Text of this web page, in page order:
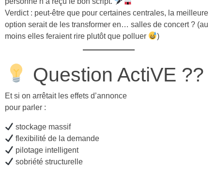
Verdict : peut-être que pour certaines centrales, la meilleure
option serait de les transformer en… salles de concert ? (au
moins elles feraient rire plutôt que polluer
)
Question ActiVE ??
Et si on arrêtait les effets d’annonce
pour parler :
stockage massif
flexibilité de la demande
pilotage intelligent
sobriété structurelle